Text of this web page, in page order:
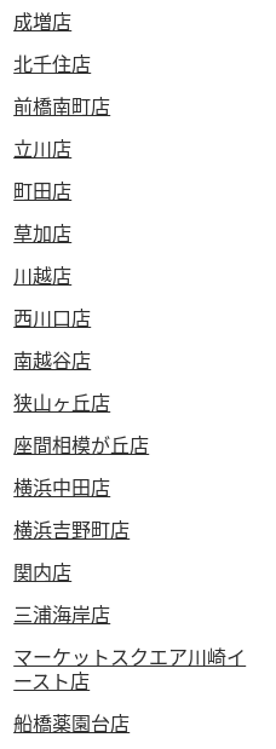
成増店
北千住店
前橋南町店
立川店
町田店
草加店
川越店
西川口店
南越谷店
狭山ヶ丘店
座間相模が丘店
横浜中田店
横浜吉野町店
関内店
三浦海岸店
マーケットスクエア川崎イ
ースト店
船橋薬園台店